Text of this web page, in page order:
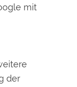
mit
der